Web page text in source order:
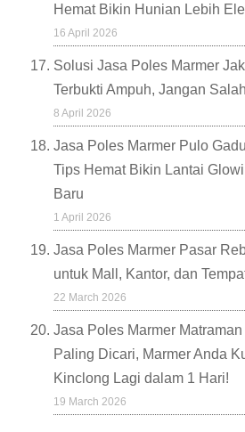
Hemat Bikin Hunian Lebih
16 April 2026
Solusi Jasa Poles Marmer
Terbukti Ampuh, Jangan
8 April 2026
Jasa Poles Marmer Pulo
Tips Hemat Bikin Lantai
Baru
1 April 2026
Jasa Poles Marmer Pasar
untuk Mall, Kantor, dan
22 March 2026
Jasa Poles Marmer
Paling Dicari, Marmer Anda
Kinclong Lagi dalam 1 Hari!
19 March 2026